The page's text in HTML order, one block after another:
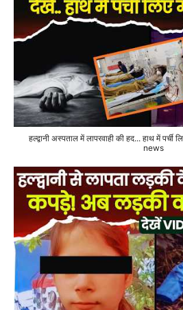
हल्द्वानी अस्पताल में लापरवाही की हद... हाथ में
news